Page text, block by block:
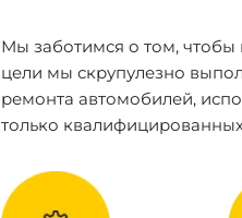
Мы заботимся о том, чтобы
цели мы скрупулезно
ремонта автомобилей,
только